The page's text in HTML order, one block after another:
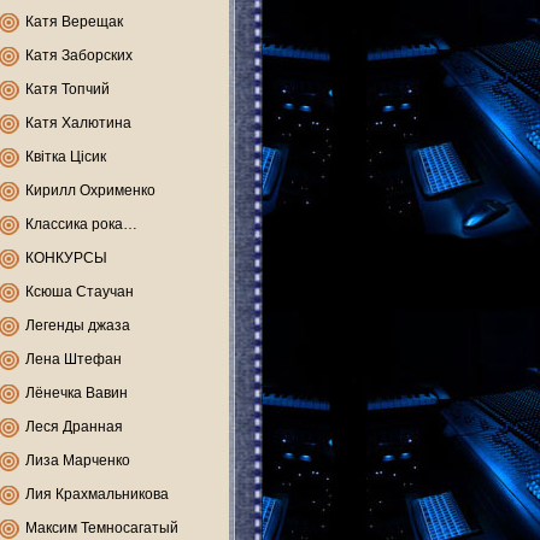
Катя Верещак
Катя Заборских
Катя Топчий
Катя Халютина
Квітка Цісик
Кирилл Охрименко
Классика рока…
КОНКУРСЫ
Ксюша Стаучан
Легенды джаза
Лена Штефан
Лёнечка Вавин
Леся Дранная
Лиза Марченко
Лия Крахмальникова
Максим Темносагатый